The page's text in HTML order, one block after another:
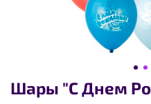
Шары "С Днем